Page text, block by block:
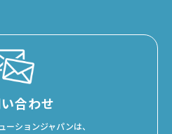
合わせ
ーションジャパンは、